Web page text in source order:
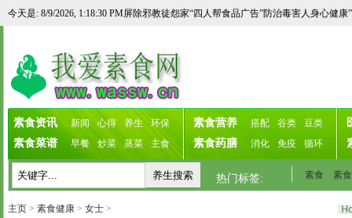
今天是: 8/9/2026, 1:18:30 PM屏除邪教徒怨家“四人帮食品广告”防治毒害人身心健
<！--万恶淫为首!铲除邪教徒淫欲世家歌曲，扫除魔民魔女邪说邪唱淫词歌舞噪音
素食资讯 新闻 心得 养生 环保
素食菜谱 早餐 炒菜 蒸菜 主食
素食营养 搭配 谷类 豆类
素食药膳 消化 免疫 循环
热门标签: 素食 素
主页 > 素食健康 > 女士 >